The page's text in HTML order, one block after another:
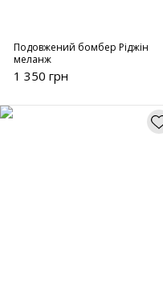
Подовжений бомбер Ріджін
меланж
1 350 грн